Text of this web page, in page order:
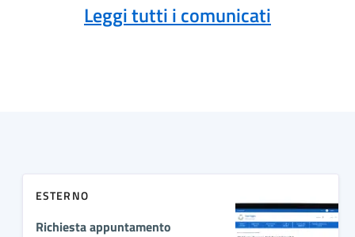
Leggi tutti i comunicati
ESTERNO
Richiesta appuntamento